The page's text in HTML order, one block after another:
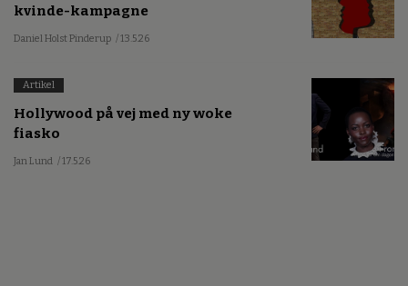
kvinde-kampagne
Daniel Holst Pinderup / 13.5.26
Artikel
Hollywood på vej med ny woke
fiasko
Jan Lund / 17.5.26